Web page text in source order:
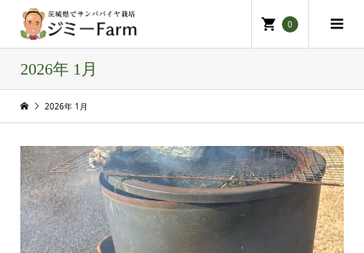
0
2026年 1月
2026年 1月